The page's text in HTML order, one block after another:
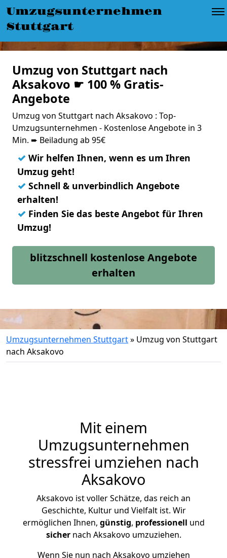
Umzugsunternehmen
Stuttgart
Umzug von Stuttgart nach
Aksakovo ☛ 100 % Gratis-
Angebote
Umzug von Stuttgart nach Aksakovo : Top-
Umzugsunternehmen - Kostenlose Angebote in 3
Min. ➨ Beiladung ab 95€
✓ Wir helfen Ihnen, wenn es um Ihren
Umzug geht!
✓ Schnell & unverbindlich Angebote
erhalten!
✓ Finden Sie das beste Angebot für Ihren
Umzug!
blitzschnell kostenlose Angebote
erhalten
Umzugsunternehmen Stuttgart» Umzug von Stuttgart
nach Aksakovo
Mit einem
Umzugsunternehmen
stressfrei umziehen nach
Aksakovo
Aksakovo ist voller Schätze, das reich an
Geschichte, Kultur und Vielfalt ist. Wir
ermöglichen Ihnen, günstig, professionell und
sichernach Aksakovo umzuziehen.
Wenn Sie nun nach Aksakovo umziehen